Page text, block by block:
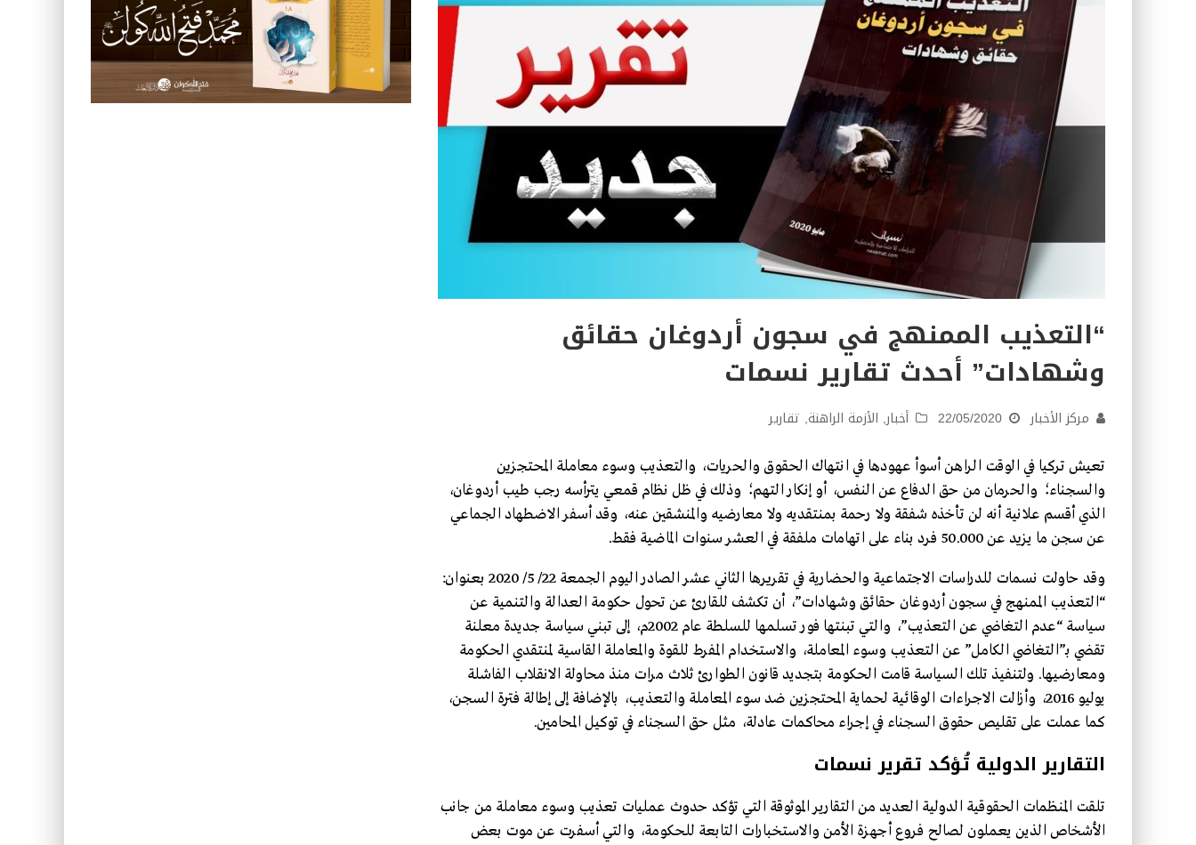
كتاب معراج الروح الصلاة: 32-مراتب الطهارة في الصلاة
“التعذيب الممنهج في سجون أردوغان حقائق
وشهادات” أحدث تقارير نسمات
مركز الأخبار 22/05/2020 أخبار, الأزمة الراهنة, تقارير
تعيش تركيا في الوقت الراهن أسوأ عهودها في انتهاك الحقوق والحريات، والتعذيب وسوء معاملة المحتجزين
والسجناء؛ والحرمان من حق الدفاع عن النفس، أو إنكار التهم؛ وذلك في ظل نظام قمعي يترأسه رجب طيب أردوغان،
الذي أقسم علانية أنه لن تأخذه شفقة ولا رحمة بمنتقديه ولا معارضيه والمنشقين عنه، وقد أسفر الاضطهاد الجماعي
عن سجن ما يزيد عن 50.000 فرد بناء على اتهامات ملفقة في العشر سنوات الماضية فقط.
وقد حاولت نسمات للدراسات الاجتماعية والحضارية في تقريرها الثاني عشر الصادر اليوم الجمعة 22/ 5/ 2020 بعنوان:
“التعذيب الممنهج في سجون أردوغان حقائق وشهادات”، أن تكشف للقارئ عن تحول حكومة العدالة والتنمية عن
سياسة “عدم التغاضي عن التعذيب”، والتي تبنتها فور تسلمها للسلطة عام 2002م، إلى تبني سياسة جديدة معلنة
تقضي بـ”التغاضي الكامل” عن التعذيب وسوء المعاملة، والاستخدام المفرط للقوة والمعاملة القاسية لمنتقدي الحكومة
ومعارضيها. ولتنفيذ تلك السياسة قامت الحكومة بتجديد قانون الطوارئ ثلاث مرات منذ محاولة الانقلاب الفاشلة
يوليو 2016، وأزالت الاجراءات الوقائية لحماية المحتجزين ضد سوء المعاملة والتعذيب، بالإضافة إلى إطالة فترة السجن،
كما عملت على تقليص حقوق السجناء في إجراء محاكمات عادلة، مثل حق السجناء في توكيل المحامين.
التقارير الدولية تُؤكد تقرير نسمات
تلقت المنظمات الحقوقية الدولية العديد من التقارير الموثوقة التي تؤكد حدوث عمليات تعذيب وسوء معاملة من جانب
الأشخاص الذين يعملون لصالح فروع أجهزة الأمن والاستخبارات التابعة للحكومة، والتي أسفرت عن موت بعض